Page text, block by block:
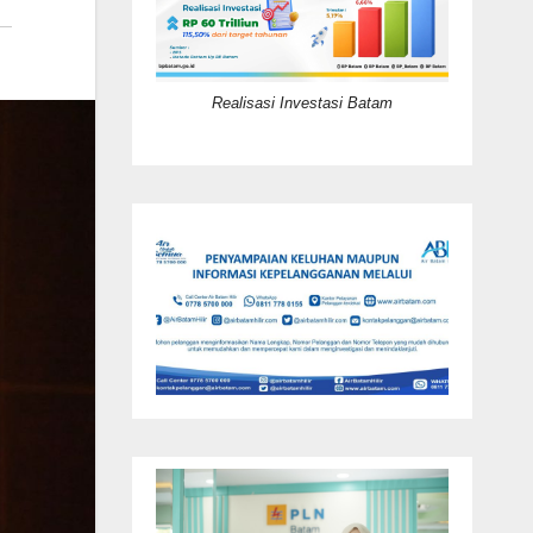
Realisasi Investasi Batam